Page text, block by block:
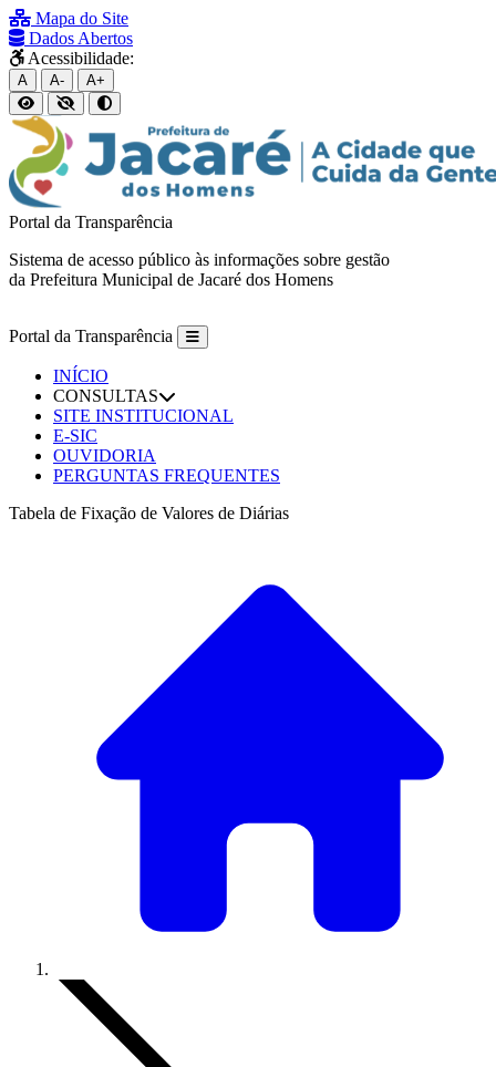
Mapa do Site
Dados Abertos
Acessibilidade:
A A- A+
Portal da Transparência
Sistema de acesso público às informações sobre gestão
da Prefeitura Municipal de Jacaré dos Homens
Portal da Transparência
INÍCIO
CONSULTAS
SITE INSTITUCIONAL
E-SIC
OUVIDORIA
PERGUNTAS FREQUENTES
Tabela de Fixação de Valores de Diárias